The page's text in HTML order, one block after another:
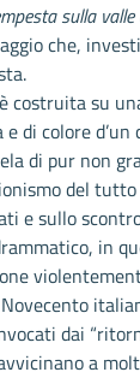
sulla valle
che,
è costruita su
e di colore
di pur non
del
e sullo
in
dai
a